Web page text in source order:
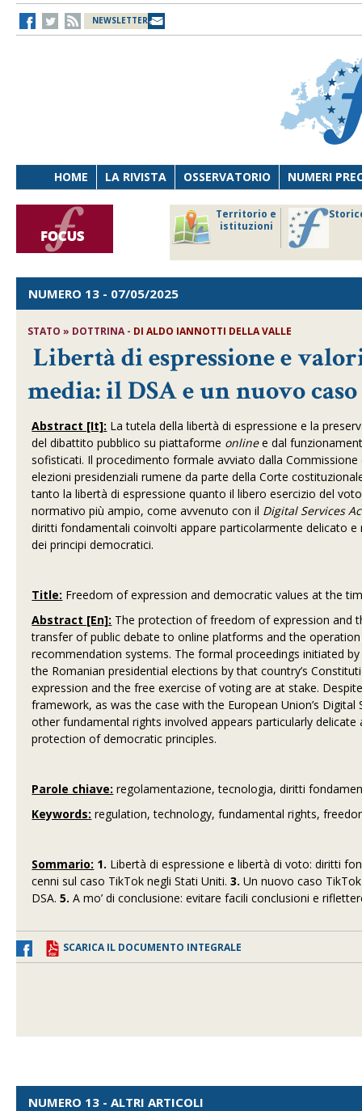
NEWSLETTER
HOME LA RIVISTA OSSERVATORIO NUMERI
Territorio e
istituzioni
NUMERO 13 - 07/05/2025
STATO » DOTTRINA - DIALDO IANNOTTI DELLA VALLE
Libertà di espressione e
media: il DSA e un nuovo
Abstract [It]: La tutela della libertà di espressione e la
del dibattito pubblico su piattaforme onlinee dal
sofisticati. Il procedimento formale avviato dalla
elezioni presidenziali rumene da parte della Corte
tanto la libertà di espressione quanto il libero esercizio del
normativo più ampio, come avvenuto con il Digital Services
diritti fondamentali coinvolti appare particolarmente delicato
dei principi democratici.
Title: Freedom of expression and democratic values at the
Abstract [En]: The protection of freedom of expression and
transfer of public debate to online platforms and the
recommendation systems. The formal proceedings initiated
the Romanian presidential elections by that country’s
expression and the free exercise of voting are at stake.
framework, as was the case with the European Union’s
other fundamental rights involved appears particularly
protection of democratic principles.
Parole chiave: regolamentazione, tecnologia, diritti
Keywords: regulation, technology, fundamental rights,
Sommario: 1. Libertà di espressione e libertà di voto: diritti
cenni sul caso TikTok negli Stati Uniti.3. Un nuovo caso
DSA.5. A mo’ di conclusione: evitare facili conclusioni e
SCARICA IL DOCUMENTO INTEGRALE
NUMERO 13 - ALTRI ARTICOLI